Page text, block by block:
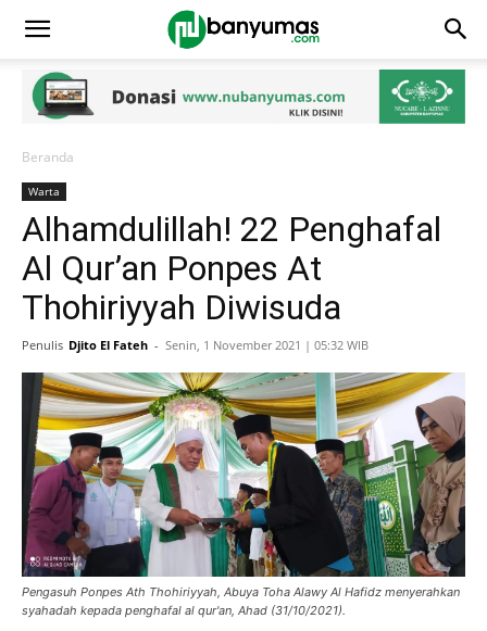
Beranda
Warta
Alhamdulillah! 22 Penghafal
Al Qur’an Ponpes At
Thohiriyyah Diwisuda
Penulis Djito El Fateh - Senin, 1 November 2021 | 05:32 WIB
Pengasuh Ponpes Ath Thohiriyyah, Abuya Toha Alawy Al Hafidz menyerahkan
syahadah kepada penghafal al qur'an, Ahad (31/10/2021).